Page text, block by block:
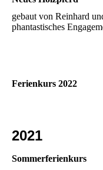
gebaut von Reinhard
phantastisches
Ferienkurs 2022
2021
Sommerferienkurs